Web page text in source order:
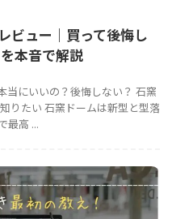
ビュー｜買って後悔し
本音で解説
当にいいの？後悔しない？ 石窯
りたい 石窯ドームは新型と型落
最高 ...